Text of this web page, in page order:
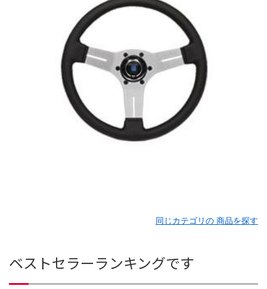
同じカテゴリの 商品を探す
ベストセラーランキングです